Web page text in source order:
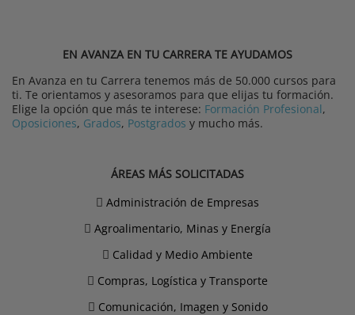
EN AVANZA EN TU CARRERA TE AYUDAMOS
En Avanza en tu Carrera tenemos más de 50.000 cursos para
ti. Te orientamos y asesoramos para que elijas tu formación.
Elige la opción que más te interese: Formación Profesional,
Oposiciones, Grados, Postgrados y mucho más.
ÁREAS MÁS SOLICITADAS
Administración de Empresas
Agroalimentario, Minas y Energía
Calidad y Medio Ambiente
Compras, Logística y Transporte
Comunicación, Imagen y Sonido